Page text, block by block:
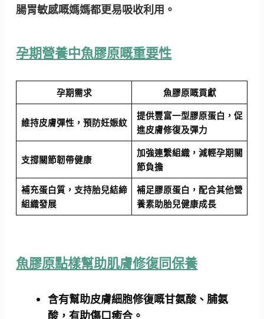
腸胃敏感嘅媽媽都更易吸收利用。
孕期營養中魚膠原嘅重要性
孕期需求 魚膠原嘅貢獻
維持皮膚彈性，預防妊娠紋
提供豐富一型膠原蛋白，促
進皮膚修復及彈力
支撐關節韌帶健康
加強連繫組織，減輕孕期關
節負擔
補充蛋白質，支持胎兒結締
組織發展
補足膠原蛋白，配合其他營
養素助胎兒健康成長
魚膠原點樣幫助肌膚修復同保養
含有幫助皮膚細胞修復嘅甘氨酸、脯氨
酸，有助傷口癒合。